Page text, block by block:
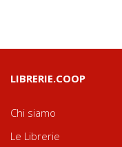
LIBRERIE.COOP
Chi siamo
Le Librerie